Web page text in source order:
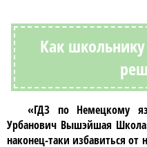
Как
«ГДЗ по Немецкому
Урбанович Вышэйшая
наконец-таки избавиться от